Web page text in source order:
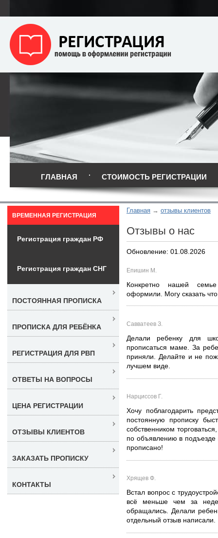
ГЛАВНАЯ СТОИМОСТЬ РЕГИСТРАЦИИ
Главная отзывы клиентов
Отзывы о нас
Обновление: 01.08.2026
Епишин М.
Конкретно нашей
оформили. Могу сказать
Савватеев З.
Делали ребенку для
прописаться маме. За
приняли. Делайте и не
лучшем виде.
Нарциссов Г.
Хочу поблагодарить
постоянную прописку
собственником
по объявлению в подъезде
прописано!
Хрящев Ф.
Встал вопрос с
всё меньше чем за
обращались. Делали
отдельный отзыв
ВРЕМЕННАЯ РЕГИСТРАЦИЯ
Регистрация граждан РФ
Регистрация граждан СНГ
ПОСТОЯННАЯ ПРОПИСКА
ПРОПИСКА ДЛЯ РЕБЁНКА
РЕГИСТРАЦИЯ ДЛЯ РВП
ОТВЕТЫ НА ВОПРОСЫ
ЦЕНА РЕГИСТРАЦИИ
ОТЗЫВЫ КЛИЕНТОВ
ЗАКАЗАТЬ ПРОПИСКУ
КОНТАКТЫ